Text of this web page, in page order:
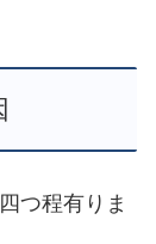
つ程有りま